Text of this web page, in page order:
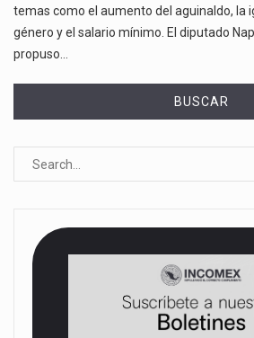
temas como el aumento del aguinaldo, la
género y el salario mínimo. El diputado
propuso…
BUSCAR